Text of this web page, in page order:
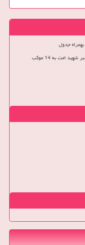
امت به 14 موکب